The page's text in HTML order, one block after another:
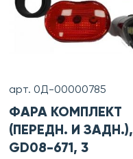
арт. 0Д-00000785
ФАРА КОМПЛЕКТ
(ПЕРЕДН. И ЗАДН.),
GD08-671, 3